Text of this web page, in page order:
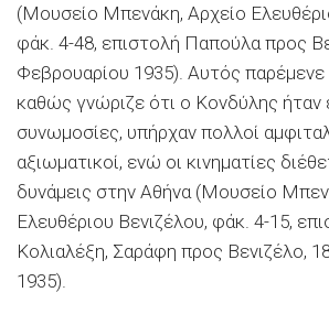
(Μουσείο Μπενάκη, Αρχείο
φάκ. 4-48, επιστολή Παπούλα προς
Φεβρουαρίου 1935). Αυτός παρέμενε
καθώς γνώριζε ότι ο Κονδύλης ήταν
συνωμοσίες, υπήρχαν πολλοί
αξιωματικοί, ενώ οι κινηματίες
δυνάμεις στην Αθήνα (Μουσείο
Ελευθέριου Βενιζέλου, φάκ. 4-15,
Κολιαλέξη, Σαράφη προς Βενιζέλο,
1935).